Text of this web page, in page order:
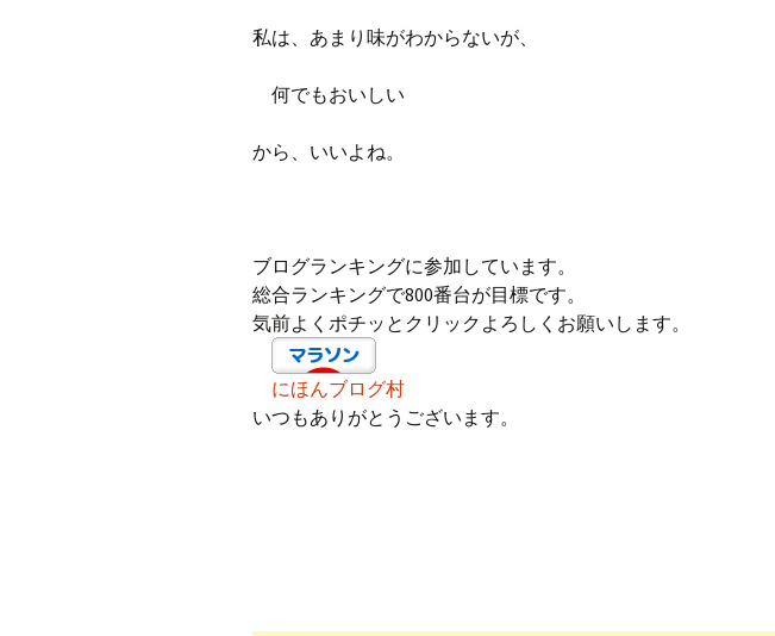
私は、あまり味がわからないが、
何でもおいしい
から、いいよね。
ブログランキングに参加しています。
総合ランキングで800番台が目標です。
気前よくポチッとクリックよろしくお願いします。
にほんブログ村
いつもありがとうございます。